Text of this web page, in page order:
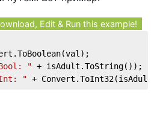
Edit & Run this example!
" + isAdult.ToString());
" +